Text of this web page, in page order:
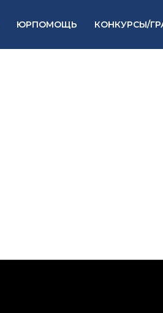
ЮРПОМОЩЬ КОНКУРСЫ/